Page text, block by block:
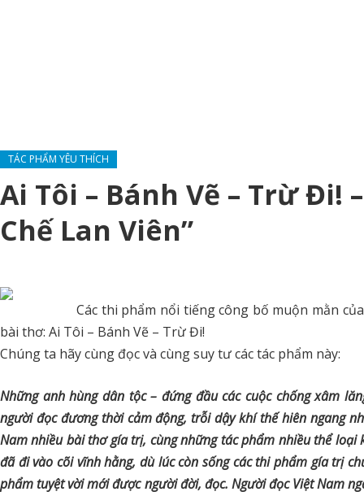
TÁC PHẨM YÊU THÍCH
Ai Tôi – Bánh Vẽ – Trừ Đi!
Chế Lan Viên”
Các thi phẩm nổi tiếng công bố muộn mằn
bài thơ: Ai Tôi – Bánh Vẽ – Trừ Đi!
Chúng ta hãy cùng đọc và cùng suy tư các tác phẩm này:
Những anh hùng dân tộc – đứng đầu các cuộc chống xâm
người đọc đương thời cảm động, trỗi dậy khí thế hiên ngang
Nam nhiều bài thơ gía trị, cùng những tác phẩm nhiều thể
đã đi vào cõi vĩnh hằng, dù lúc còn sống các thi phẩm gía trị
phẩm tuyệt vời mới được người đời, đọc. Người đọc Việt Nam